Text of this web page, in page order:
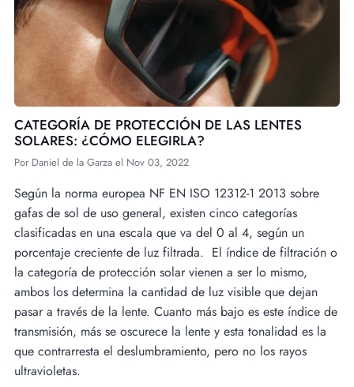
CATEGORÍA DE PROTECCIÓN DE LAS LENTES
SOLARES: ¿CÓMO ELEGIRLA?
Por Daniel de la Garza el Nov 03, 2022
Según la norma europea NF EN ISO 12312-1 2013 sobre
gafas de sol de uso general, existen cinco categorías
clasificadas en una escala que va del 0 al 4, según un
porcentaje creciente de luz filtrada. El índice de filtración o
la categoría de protección solar vienen a ser lo mismo,
ambos los determina la cantidad de luz visible que dejan
pasar a través de la lente. Cuanto más bajo es este índice de
transmisión, más se oscurece la lente y esta tonalidad es la
que contrarresta el deslumbramiento, pero no los rayos
ultravioletas.